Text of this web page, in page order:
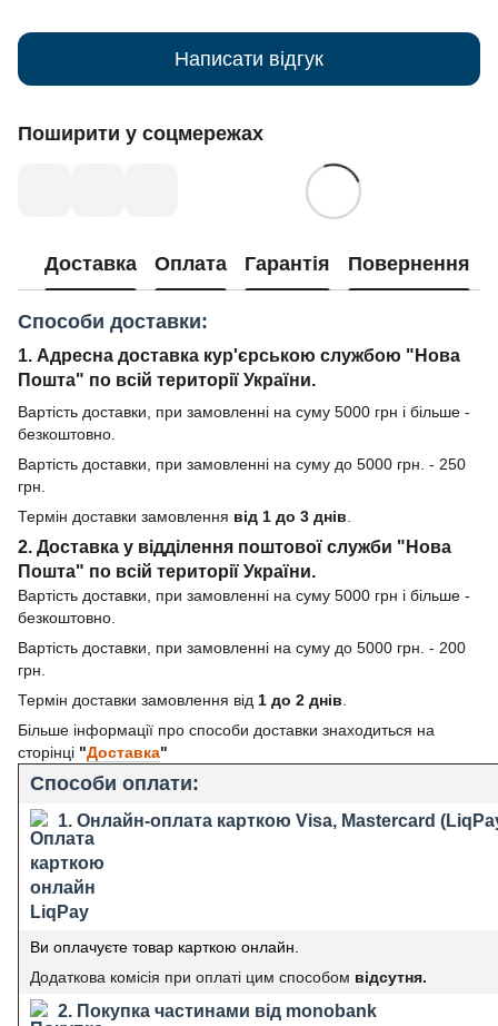
Написати відгук
Поширити у соцмережах
Доставка Оплата Гарантія Повернення
Способи доставки:
1. Адресна доставка кур'єрською службою "Нова
Пошта" по всій території України.
Вартість доставки, при замовленні на суму 5000 грн і більше -
безкоштовно.
Вартість доставки, при замовленні на суму до 5000 грн. - 250
грн.
Термін доставки замовлення від 1 до 3 днів
2. Доставка у відділення поштової служби "Нова
Пошта" по всій території України.
Вартість доставки, при замовленні на суму 5000 грн і більше -
безкоштовно.
Вартість доставки, при замовленні на суму до 5000 грн. - 200
грн.
Термін доставки замовлення від 1 до 2 днів
Більше інформації про способи доставки знаходиться на
сторінці "Доставка"
Способи оплати:
1. Онлайн-оплата карткою Visa, Mastercard
Ви оплачуєте товар карткою онлайн.
Додаткова комісія при оплаті цим способом відсутня.
2. Покупка частинами від monobank